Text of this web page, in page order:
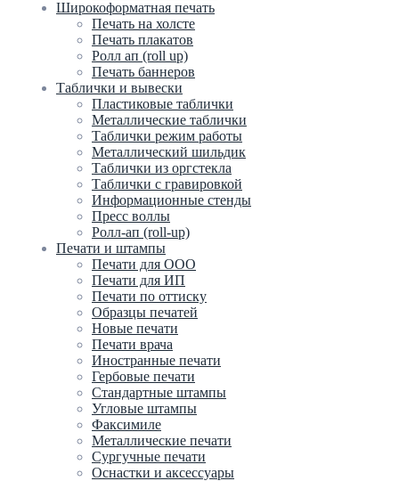
Широкоформатная печать
Печать на холсте
Печать плакатов
Ролл ап (roll up)
Печать баннеров
Таблички и вывески
Пластиковые таблички
Металлические таблички
Таблички режим работы
Металлический шильдик
Таблички из оргстекла
Таблички с гравировкой
Информационные стенды
Пресс воллы
Ролл-ап (roll-up)
Печати и штампы
Печати для ООО
Печати для ИП
Печати по оттиску
Образцы печатей
Новые печати
Печати врача
Иностранные печати
Гербовые печати
Стандартные штампы
Угловые штампы
Факсимиле
Металлические печати
Сургучные печати
Оснастки и аксессуары